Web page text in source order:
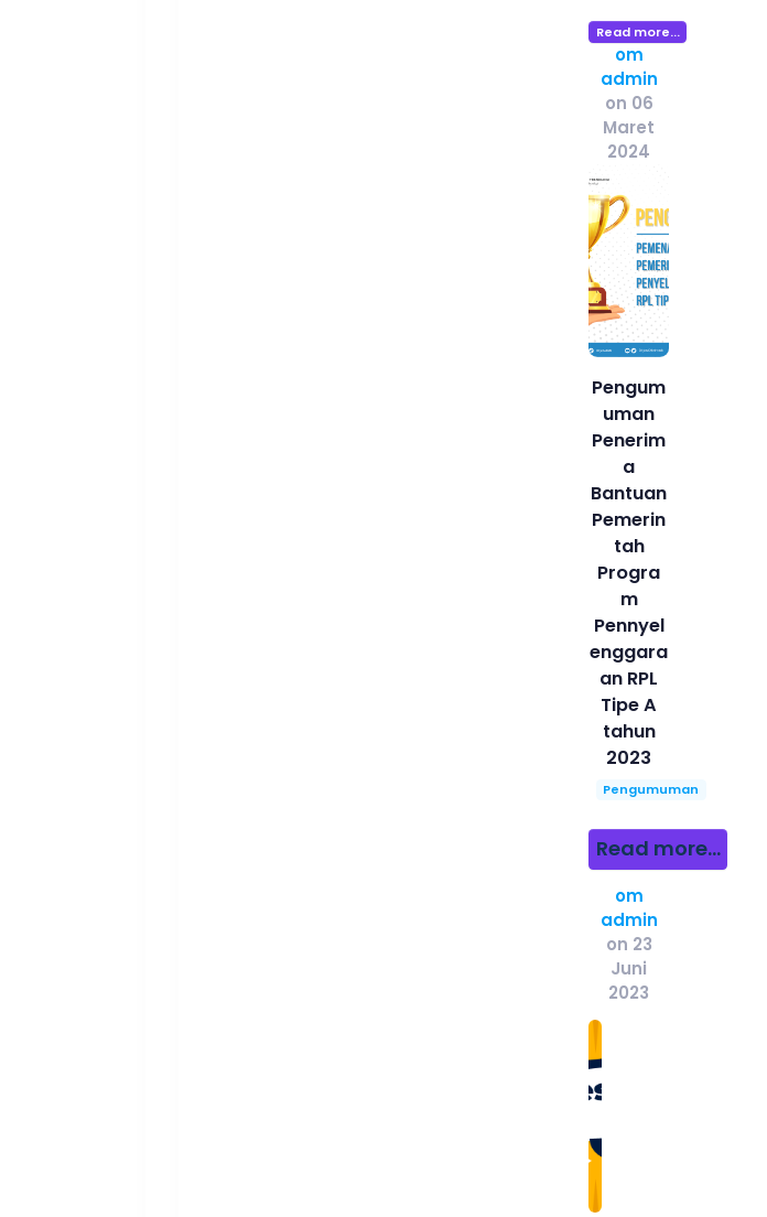
Read more...
om
admin
on 06
Maret
2024
Pengum
uman
Penerim
a
Bantuan
Pemerin
tah
Progra
m
Pennyel
enggara
an RPL
Tipe A
tahun
2023
Pengumuman
Read more...
om
admin
on 23
Juni
2023